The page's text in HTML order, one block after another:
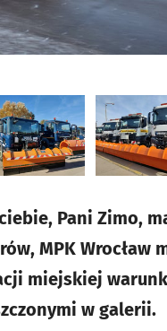
Pani Zimo,
MPK Wrocław
miejskiej
w galerii.